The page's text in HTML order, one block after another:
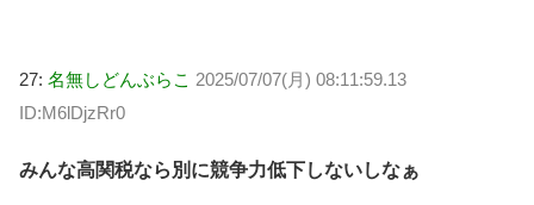
27: 名無しどんぶらこ 2025/07/07(月) 08:11:59.13
ID:M6lDjzRr0
みんな高関税なら別に競争力低下しないしなぁ